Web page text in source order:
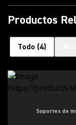
Productos
Todo (4)
Soportes de